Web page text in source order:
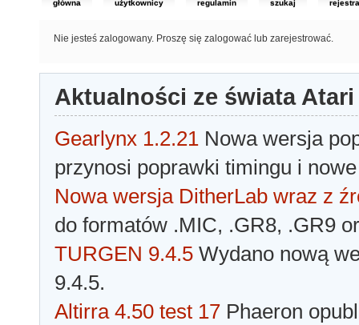
główna użytkownicy regulamin szukaj
Nie jesteś zalogowany. Proszę się zalogować lub zarejestrować.
Aktualności ze świata Atari
Gearlynx 1.2.21 Nowa wersja
przynosi poprawki timingu i
Nowa wersja DitherLab wraz z
do formatów .MIC, .GR8, .GR9
TURGEN 9.4.5 Wydano nową
9.4.5.
Altirra 4.50 test 17 Phaeron